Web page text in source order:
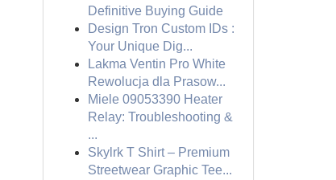
Definitive Buying Guide
Design Tron Custom IDs :
Your Unique Dig...
Lakma Ventin Pro White
Rewolucja dla Prasow...
Miele 09053390 Heater
Relay: Troubleshooting &
...
Skylrk T Shirt – Premium
Streetwear Graphic Tee...